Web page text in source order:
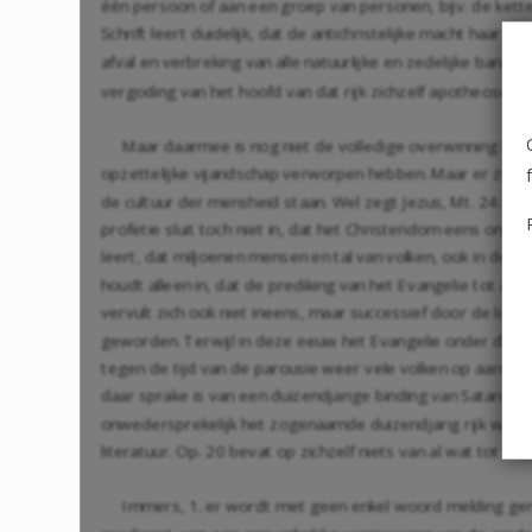
één persoon of aan een groep van personen, bijv. de
Schrift leert duidelijk, dat de antichristelijke macht haar
afval en verbreking van alle natuurlijke en zedelijke
vergoding van het hoofd van dat rijk zichzelf
Maar daarmee is nog niet de volledige overwinning
opzettelijke vijandschap verworpen hebben. Maar er zijn
de cultuur der mensheid staan. Wel zegt Jezus,Mt. 24:14
profetie sluit toch niet in, dat het Christendom eens
leert, dat miljoenen mensen en tal van volken, ook in de
houdt alleen in, dat de prediking van het Evangelie tot
vervult zich ook niet ineens, maar successief door de
geworden. Terwijl in deze eeuw het Evangelie onder de
tegen de tijd van de parousie weer vele volken op aarde
daar sprake is van een duizendjarige binding van Satan
onwedersprekelijk het zogenaamde duizendjarig rijk
literatuur. Op. 20 bevat op zichzelf niets van al wat tot het
Immers, 1. er wordt met geen enkel woord melding